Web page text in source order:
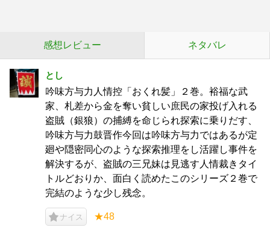
感想レビュー ネタバレ
とし
吟味方与力人情控「おくれ髪」２巻。裕福な武
家、札差から金を奪い貧しい庶民の家投げ入れる
盗賊（銀狼）の捕縛を命じられ探索に乗りだす、
吟味方与力鼓晋作今回は吟味方与力ではあるが定
廻や隠密同心のような探索推理をし活躍し事件を
解決するが、盗賊の三兄妹は見逃す人情裁きタイ
トルどおりか、面白く読めたこのシリーズ２巻で
完結のような少し残念。
ナイス ★48